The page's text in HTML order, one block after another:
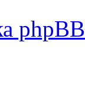
phpBB